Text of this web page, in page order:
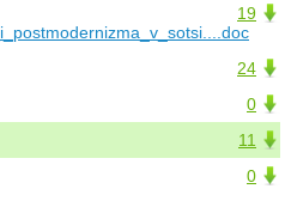
19
24
0
11
0